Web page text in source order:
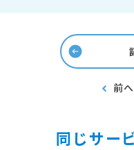
前へ
同じサー